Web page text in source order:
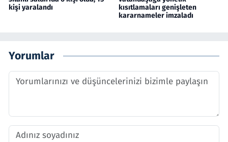
kişi yaralandı
kısıtlamaları genişleten
kararnameler imzaladı
Yorumlar